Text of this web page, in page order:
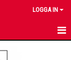
LOGGA IN